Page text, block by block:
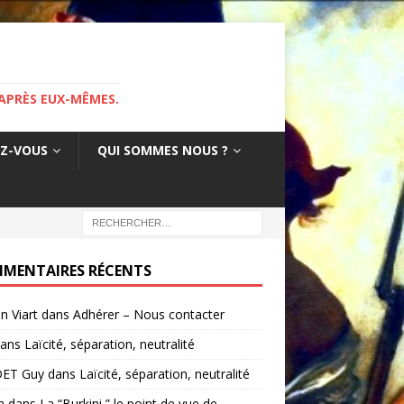
EUX-MÊMES.
VOUS QUI SOMMES NOUS ?
RÉCENTS
Viartdans Adhérer – Nous contacter
Laïcité, séparation, neutralité
Guydans Laïcité, séparation, neutralité